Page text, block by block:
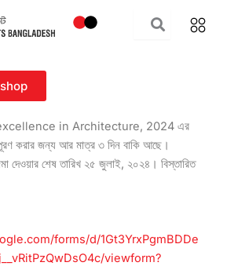
in Architecture, 2024 এর
করার জন্য আর মাত্র ৩ দিন বাকি আছে।
দেওয়ার শেষ তারিখ ২৫ জুলাই, ২০২৪। বিস্তারিত
forms/d/1Gt3YrxPgmBDDe
viewform?